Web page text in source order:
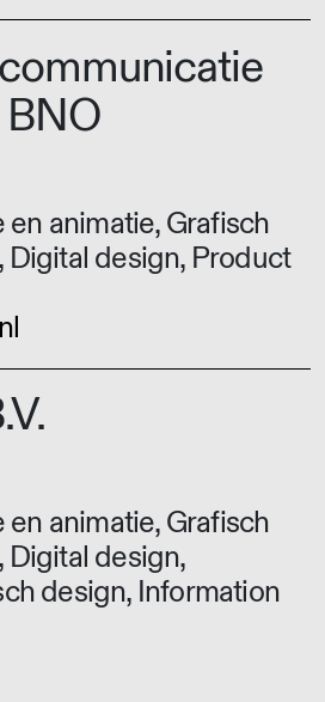
en animatie, Grafisch
Digital design, Product
en animatie, Grafisch
design,
design, Information